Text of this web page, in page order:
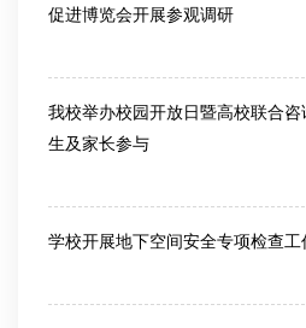
促进博览会开展参观调研
我校举办校园开放日暨高校联合
生及家长参与
学校开展地下空间安全专项检查工